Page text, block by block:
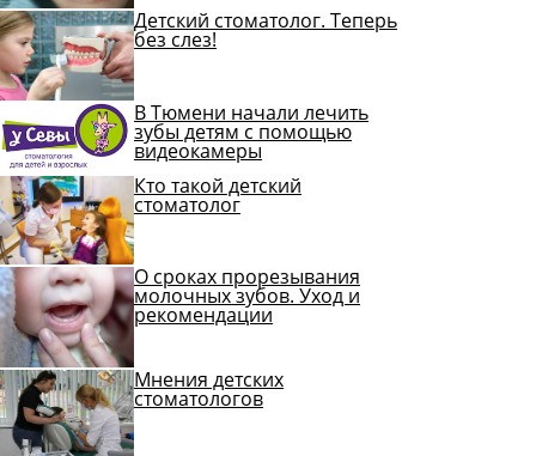
Детский стоматолог. Теперь
без слез!
В Тюмени начали лечить
зубы детям с помощью
видеокамеры
Кто такой детский
стоматолог
О сроках прорезывания
молочных зубов. Уход и
рекомендации
Мнения детских
стоматологов